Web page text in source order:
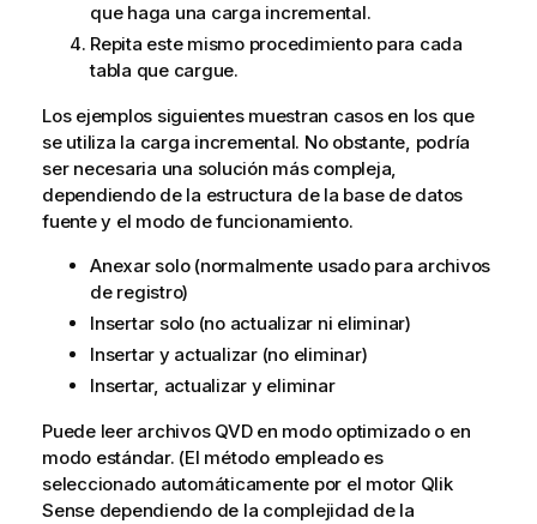
que haga una carga incremental.
Repita este mismo procedimiento para cada
tabla que cargue.
Los ejemplos siguientes muestran casos en los que
se utiliza la carga incremental. No obstante, podría
ser necesaria una solución más compleja,
dependiendo de la estructura de la base de datos
fuente y el modo de funcionamiento.
Anexar solo (normalmente usado para archivos
de registro)
Insertar solo (no actualizar ni eliminar)
Insertar y actualizar (no eliminar)
Insertar, actualizar y eliminar
Puede leer archivos QVDen modo optimizado o en
modo estándar. (El método empleado es
seleccionado automáticamente por el motor Qlik
Sensedependiendo de la complejidad de la